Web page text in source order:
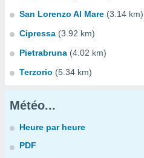
San Lorenzo Al Mare (3.14 km)
Cipressa (3.92 km)
Pietrabruna (4.02 km)
Terzorio (5.34 km)
Météo...
Heure par heure
PDF